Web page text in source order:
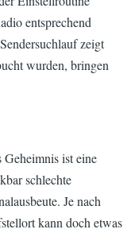
entsprechend
zeigt
wurden, bringen
Geheimnis ist eine
schlechte
Je nach
kann doch etwas